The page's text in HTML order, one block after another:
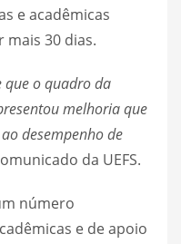
e acadêmicas
30 dias.
que o quadro da
melhoria que
desempenho de
da UEFS.
número
e de apoio